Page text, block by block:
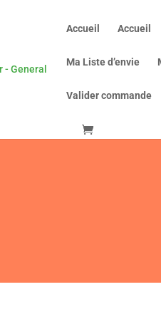
Accueil Accueil
Ma Liste d’envie
Valider commande